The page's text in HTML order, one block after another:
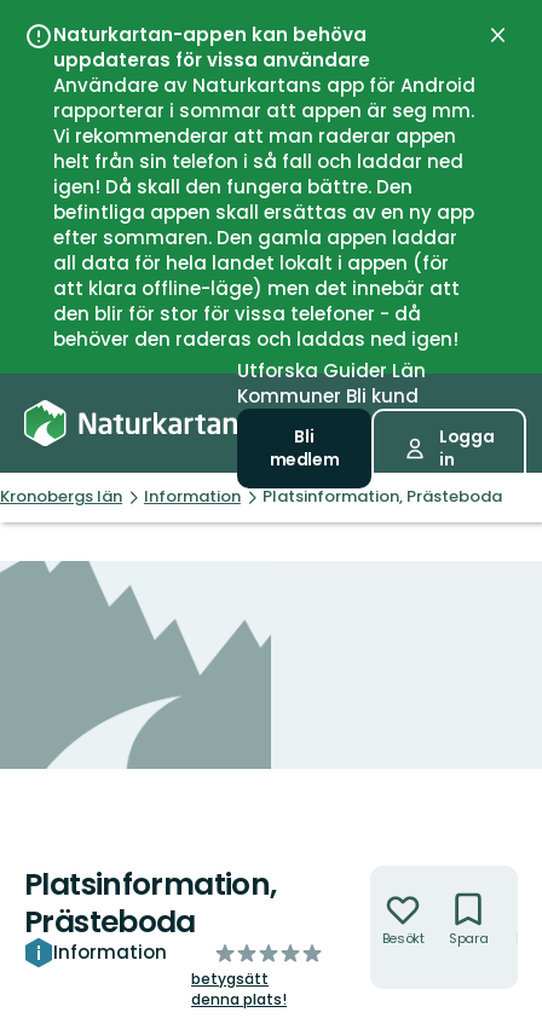
Naturkartan-appen kan behöva
uppdateras för vissa användare
Användare av Naturkartans app för Android
rapporterar i sommar att appen är seg mm.
Vi rekommenderar att man raderar appen
helt från sin telefon i så fall och laddar ned
igen! Då skall den fungera bättre. Den
befintliga appen skall ersättas av en ny app
efter sommaren. Den gamla appen laddar
all data för hela landet lokalt i appen (för
att klara offline-läge) men det innebär att
den blir för stor för vissa telefoner - då
behöver den raderas och laddas ned igen!
UtforskaGuiderLän
Kommuner Bli kund
Bli
medlem
Logga
in
Kronobergs län Information Platsinformation, Prästeboda
Platsinformation,
Prästeboda
Information
av
5
stjärnor
betygsätt
denna plats!
Besökt Spara